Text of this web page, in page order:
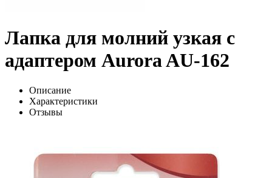
Лапка для молний узкая с
адаптером Aurora AU-162
Описание
Характеристики
Отзывы